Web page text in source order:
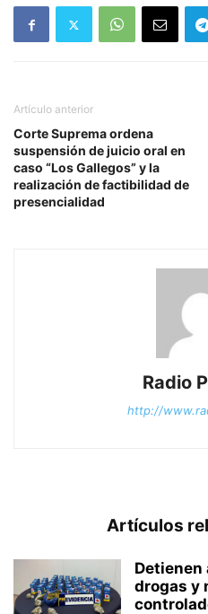
Artículo anterior
Corte Suprema ordena
suspensión de juicio oral en
caso “Los Gallegos” y la
realización de factibilidad de
presencialidad
Radio
http://
Artículos
Detienen
drogas y